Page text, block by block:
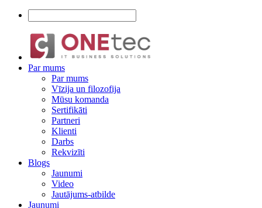
Par mums
Par mums
Vīzija un filozofija
Mūsu komanda
Sertifikāti
Partneri
Klienti
Darbs
Rekvizīti
Blogs
Jaunumi
Video
Jautājums-atbilde
Jaunumi